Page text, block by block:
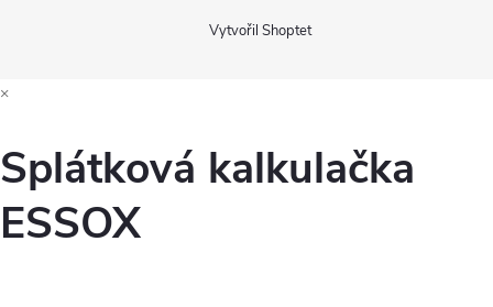
Vytvořil Shoptet
×
Splátková kalkulačka
ESSOX